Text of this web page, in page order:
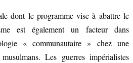
dont le programme vise à abattre le
est également un facteur dans
« communautaire » chez une
Les guerres impérialistes